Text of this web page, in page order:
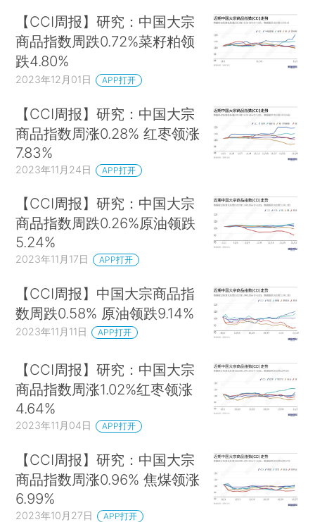
【CCI周报】研究：中国大宗
商品指数周跌0.72%菜籽粕领
跌4.80%
2023年12月01日 APP打开
【CCI周报】研究：中国大宗
商品指数周涨0.28% 红枣领涨
7.83%
2023年11月24日 APP打开
【CCI周报】研究：中国大宗
商品指数周跌0.26%原油领跌
5.24%
2023年11月17日 APP打开
【CCI周报】中国大宗商品指
数周跌0.58% 原油领跌9.14%
2023年11月11日 APP打开
【CCI周报】研究：中国大宗
商品指数周涨1.02%红枣领涨
4.64%
2023年11月04日 APP打开
【CCI周报】研究：中国大宗
商品指数周涨0.96% 焦煤领涨
6.99%
2023年10月27日 APP打开